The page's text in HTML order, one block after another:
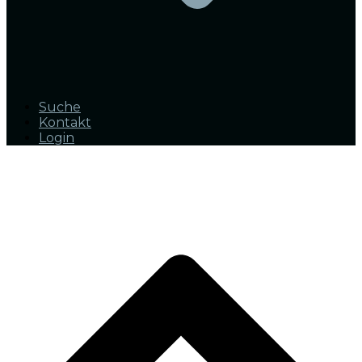
Suche
Kontakt
Login